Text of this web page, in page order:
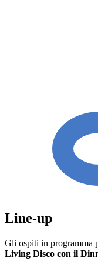
Line-up
Gli ospiti in programma
Living Disco con il